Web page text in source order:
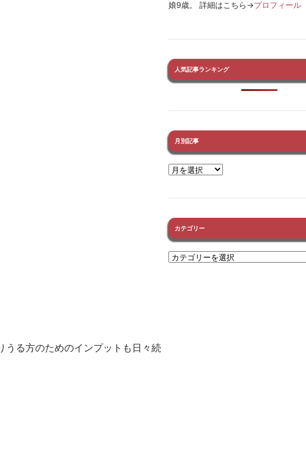
うる方のためのインプットも日々続
娘9歳。 詳細はこちら→プロフィール
人気記事ランキング
月別記事
カテゴリー